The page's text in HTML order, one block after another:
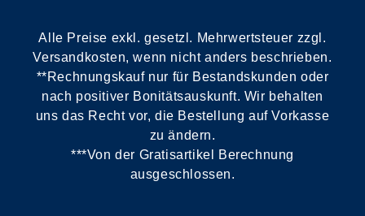
Alle Preise exkl. gesetzl. Mehrwertsteuer zzgl.
Versandkosten, wenn nicht anders beschrieben.
**Rechnungskauf nur für Bestandskunden oder
nach positiver Bonitätsauskunft. Wir behalten
uns das Recht vor, die Bestellung auf Vorkasse
zu ändern.
***Von der Gratisartikel Berechnung
ausgeschlossen.